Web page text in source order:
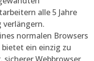
alle 5 Jahre
verlängern.
normalen Browsers
ein einzig zu
Webbrowser